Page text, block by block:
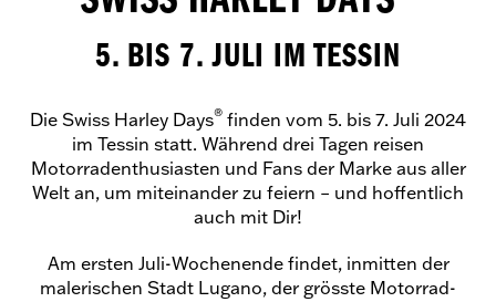
5. BIS 7. JULI IM TESSIN
Die Swiss Harley Days® finden vom 5. bis 7. Juli 2024
im Tessin statt. Während drei Tagen reisen
Motorradenthusiasten und Fans der Marke aus aller
Welt an, um miteinander zu feiern – und hoffentlich
auch mit Dir!
Am ersten Juli-Wochenende findet, inmitten der
malerischen Stadt Lugano, der grösste Motorrad-